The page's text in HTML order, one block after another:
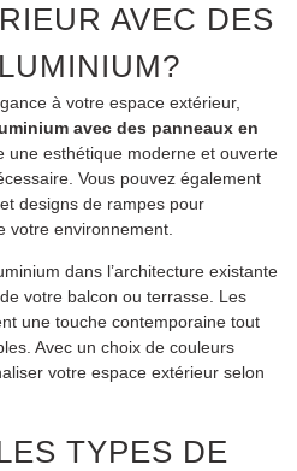
AVEC DES
à votre espace extérieur,
avec des panneaux en
une esthétique moderne et ouverte
Vous pouvez également
designs de rampes pour
votre environnement.
dans l’architecture existante
votre balcon ou terrasse. Les
une touche contemporaine tout
Avec un choix de couleurs
votre espace extérieur selon
TYPES DE